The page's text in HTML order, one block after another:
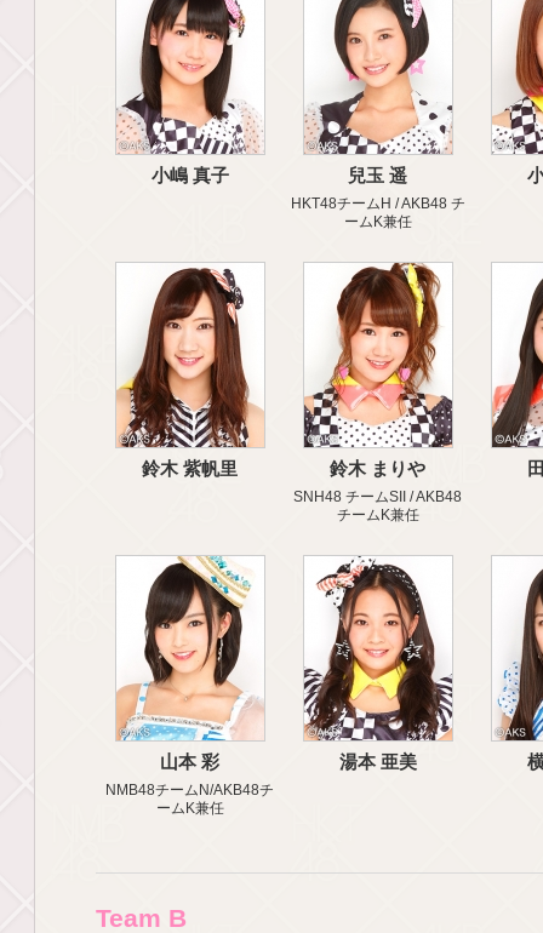
小嶋 真子 兒玉 遥
HKT48チームH / AKB48 チ
ームK兼任
鈴木 紫帆里 鈴木 まりや
SNH48 チームSII / AKB48
チームK兼任
山本 彩
NMB48チームN/AKB48チ
ームK兼任
湯本 亜美
Team B